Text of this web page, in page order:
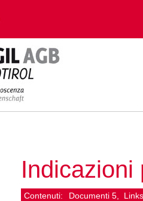
Indicazioni
Contenuti: Documenti 5 Links